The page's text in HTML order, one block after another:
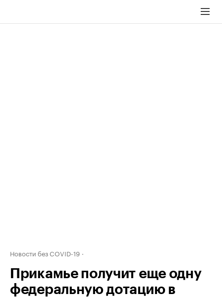
Новости без COVID-19
Прикамье получит еще одну
федеральную дотацию в